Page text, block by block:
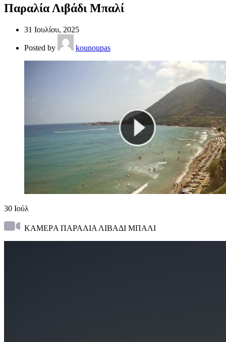
Παραλία Λιβάδι Μπαλί
31 Ιουλίου, 2025
Posted by kounoupas
30 Ιούλ
ΚΑΜΕΡA ΠΑΡΑΛΙΑ ΛΙΒΑΔΙ ΜΠΑΛΙ